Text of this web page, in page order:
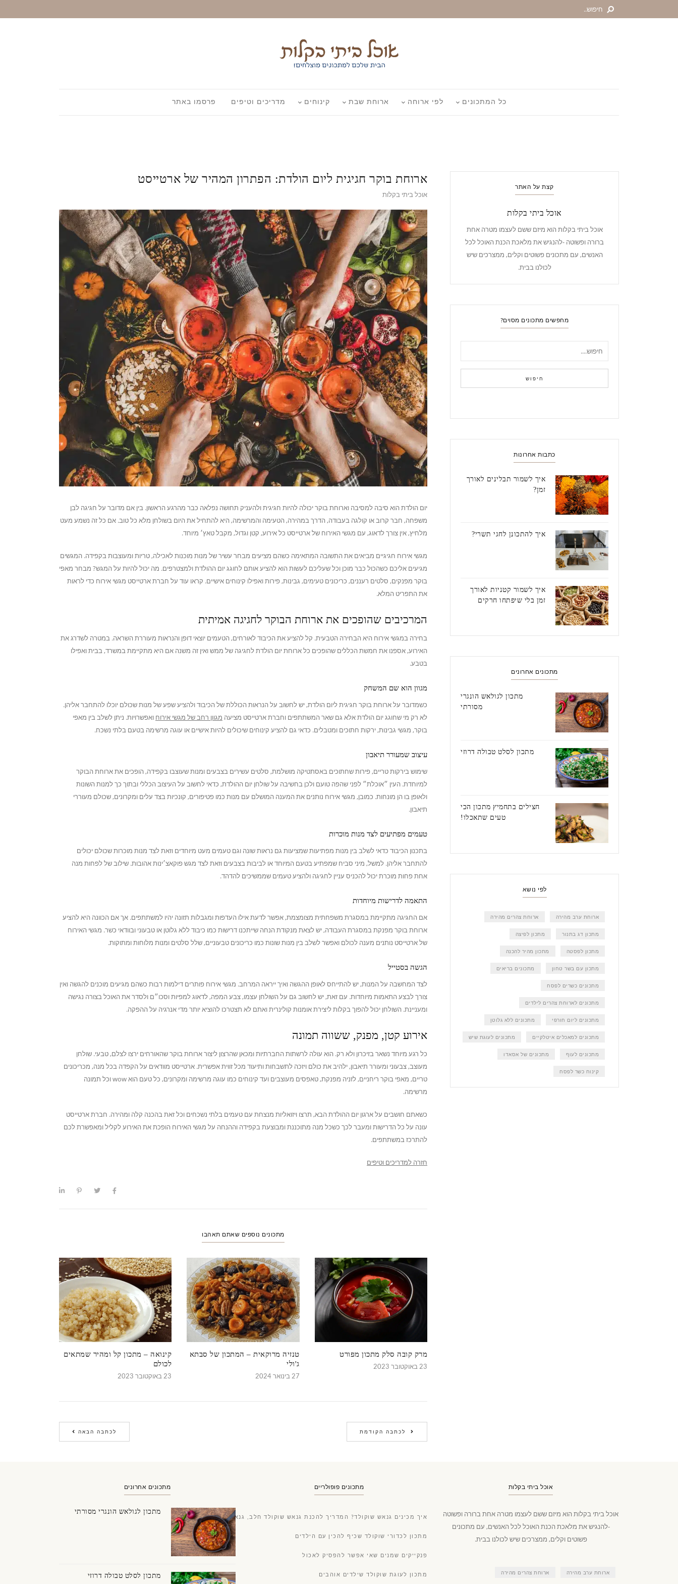
כל המתכונים לפי ארוחה ארוחת שבת קינוחים מדריכים וטיפים פרסמו באתר
ארוחת בוקר חגיגית ליום הולדת: הפתרון המהיר של ארטייסט
אוכל ביתי בקלות
יום הולדת הוא סיבה למסיבה וארוחת בוקר יכולה להיות חגיגית ולהעניק תחושה נפלאה כבר מהרגע הראשון. בין אם מדובר על חגיגה לבן
משפחה, חבר קרוב או קולגה בעבודה, הדרך במהירה, הטעימה והמרשימה, היא להתחיל את היום בשולחן מלא כל טוב. אם כל זה נשמע מעט
מלחיץ, אין צורך לדאוג, עם מגשי האירוח של ארטייסט כל אירוע, קטן וגדול, מקבל טאץ׳ מיוחד.
מגשי אירוח חגיגיים מביאים את התשובה המתאימה כשהם מציעים מבחר עשיר של מנות מוכנות לאכילה, טריות ומעוצבות בקפידה. המגשים
מגיעים אליכם כשהכול כבר מוכן וכל שעליכם לעשות הוא להציע אותם לחוגג יום ההולדת ולמצטרפים. מה יכול להיות על המגש? מבחר מאפי
בוקר מפנקים, סלטים רעננים, כריכונים טעימים, גבינות, פירות ואפילו קינוחים אישיים. קראו עוד על חברת ארטייסט מגשי אירוח כדי לראות
את התפריט המלא.
המרכיבים שהופכים את ארוחת הבוקר לחגיגה אמיתית
בחירה במגשי אירוח היא הבחירה הטבעית. קל להציע את הכיבוד לאורחים, הטעמים יוצאי דופן והנראות מעוררת השראה. במטרה לשדרג את
האירוע, אספנו את חמשת הכללים שהופכים כל ארוחת יום הולדת לחגיגה של ממש ואין זה משנה אם היא מתקיימת במשרד, בבית ואפילו
בטבע.
מגוון הוא שם המשחק
כשמדובר על ארוחת בוקר חגיגית ליום הולדת, יש לחשוב על הנראות הכוללת של הכיבוד ולהציע שפע של מנות שכולם יוכלו להתחבר אליהן.
לא רק מי שחוגג יום הולדת אלא גם שאר המשתתפים וחברת ארטייסט מציעה מגוון רחבשל מגשי אירוח ואפשרויות. ניתן לשלב בין מאפי
בוקר, מגשי גבינות, ירקות חתוכים ומטבלים. כדאי גם להציע קינוחים שיכולים להיות אישיים או עוגה מרשימה בטעם בלתי נשכח.
עיצוב שמעורר תיאבון
שימוש בירקות טריים, פירות שחתוכים באסתטיקה מושלמת, סלטים עשירים בצבעים ומנות שעוצבו בקפידה, הופכים את ארוחת הבוקר
למיוחדת. העין ״אוכלת״ לפני שהפה טועם ולכן בחשיבה על שולחן יום ההולדת, כדאי לחשוב על העיצוב הכללי ובתוך כך למנות השונות
ולאופן בו הן מונחות. כמובן, מגשי אירוח נותנים את המענה המושלם עם מנות כמו פטיפורים, קונכיות בצד עלים ומקרונים, שכולם מעוררי
תיאבון.
טעמים מפתיעים לצד מנות מוכרות
בתכנון הכיבוד כדאי לשלב בין מנות מפתיעות שמציעות גם נראות שונה וגם טעמים מעט מיוחדים וזאת לצד מנות מוכרות שכולם יכולים
להתחבר אליהן. למשל, מיני סביח שמפתיע בטעם המיוחד או לביבות בצבעים וזאת לצד מגש פוקאצ׳ינות אהובות. שילוב של לפחות מנה
אחת פחות מוכרת יכול להכניס עניין לחגיגה ולהציע טעמים שממשיכים להדהד.
התאמה לדרישות מיוחדות
אם החגיגה מתקיימת במסגרת משפחתית מצומצמת, אפשר לדעת אילו העדפות ומגבלות תזונה יהיו למשתתפים. אך אם הכוונה היא להציע
ארוחת בוקר מפנקת במסגרת העבודה, יש לצאת מנקודת הנחה שייתכנו דרישות כמו כיבוד ללא גלוטן או טבעוני ובוודאי כשר. מגשי האירוח
של ארטייסט נותנים מענה לכולם ואפשר לשלב בין מנות שונות כמו כריכונים טבעוניים, שלל סלטים ומנות מלוחות ומתוקות.
הגשה בסטייל
לצד המחשבה על המנות, יש להתייחס לאופן ההגשה ואיך ייראה המרחב. מגשי אירוח פותרים דילמות רבות כשהם מגיעים מוכנים להגשה ואין
צורך לבצע התאמות מיוחדות. עם זאת, יש לחשוב גם על השולחן עצמו, צבע המפה, לדאוג למפיות וסכו״ם ולסדר את האוכל בצורה נגישה
ומעניינת. השולחן יכול להפוך בקלות ליצירת אומנות קולינרית ואתם לא תצטרכו להוציא יותר מדי אנרגיה על ההפקה.
אירוע קטן, מפנק, ששווה תמונה
כל רגע מיוחד נשאר בזיכרון ולא רק. הוא עולה לרשתות החברתיות ומכאן שהרצון ליצור ארוחת בוקר שהאורחים ירצו לצלם, טבעי. שולחן
מעוצב, צבעוני ומעורר תיאבון, ילהיב את כולם ויזכה לתשבחות ותיעוד מכל זווית אפשרית. ארטייסט מוודאים על הקפדה בכל מנה, מכריכונים
טריים, מאפי בוקר ריחניים, לזניה מפנקת, טאפסים מעוצבים ועד קינוחים כמו עוגה מרשימה ומקרונים, כל טעם הוא wow וכל תמונה
מרשימה.
כשאתם חושבים על ארגון יום ההולדת הבא, תרצו ויזואליות מנצחת עם טעמים בלתי נשכחים וכל זאת בהכנה קלה ומהירה. חברת ארטייסט
עונה על כל הדרישות ומעבר לכך כשכל מנה מתוכננת ומבוצעת בקפידה וההנחה על מגשי האירוח הופכת את האירוע לקליל ומאפשרת לכם
להתרכז במשתתפים.
חזרה למדריכים וטיפים
מתכונים נוספים שאתם תאהבו
מרק קובה סלק מתכון מפורט
23 באוקטובר 2023
טנזיה מרוקאית – המתכון של סבתא
ג'ולי
27 בינואר 2024
קינואה – מתכון קל ומהיר שמתאים
לכולם
23 באוקטובר 2023
לכתבה הקודמת לכתבה הבאה
קצת על האתר
אוכל ביתי בקלות
אוכל ביתי בקלות הוא מיזם ששם לעצמו מטרה אחת
ברורה ופשוטה -להנגיש את מלאכת הכנת האוכל לכל
האנשים, עם מתכונים פשוטים וקלים, ממצרכים שיש
לכולנו בבית.
מחפשים מתכונים מסוים?
חיפוש
כתבות אחרונות
איך לשמור תבלינים לאורך
זמן?
איך להתכונן לחגי תשרי?
איך לשמור קטניות לאורך
זמן בלי שיפתחו חרקים
מתכונים אחרונים
מתכון לגולאש הונגרי
מסורתי
מתכון לסלט טבולה דרוזי
חצילים בתחמיץ מתכון הכי
טעים שתאכלו!
לפי נושא
ארוחת ערב מהירה ארוחת צהרים מהירה
מתכון דג בתנור מתכון לפיצה
מתכון לפסטה מתכון מהיר להכנה
מתכון עם בשר טחון מתכונים בריאים
מתכונים כשרים לפסח
מתכונים לארוחת צהרים לילדים
מתכונים ליום חורפי מתכונים ללא גלוטן
מתכונים למאכלים איטלקיים מתכונים לעוגת שיש
מתכונים לעוף מתכונים של אסאדו
קינוח כשר לפסח
אוכל ביתי בקלות
אוכל ביתי בקלות הוא מיזם ששם לעצמו מטרה אחת ברורה ופשוטה
-להנגיש את מלאכת הכנת האוכל לכל האנשים, עם מתכונים
פשוטים וקלים, ממצרכים שיש לכולנו בבית.
ארוחת ערב מהירה ארוחת צהרים מהירה
מתכונים פופולריים
איך מכינים גנאש שוקולד? המדריך להכנת גנאש שוקולד חלב, גנאש שוקולד לבן ומריר
מתכון לכדורי שוקולד שכיף להכין עם הילדים
פנקייקים שמנים שאי אפשר להפסיק לאכול
מתכון לעוגת שוקולד שילדים אוהבים
מתכונים אחרונים
מתכון לגולאש הונגרי מסורתי
מתכון לסלט טבולה דרוזי